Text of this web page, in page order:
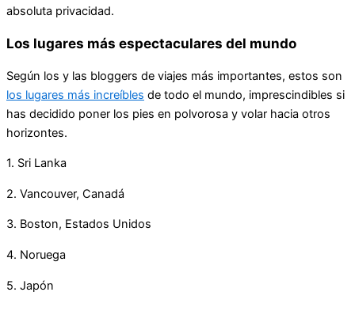
absoluta privacidad.
Los lugares más espectaculares del mundo
Según los y las bloggers de viajes más importantes, estos son
los lugares más increíbles de todo el mundo, imprescindibles si
has decidido poner los pies en polvorosa y volar hacia otros
horizontes.
1. Sri Lanka
2. Vancouver, Canadá
3. Boston, Estados Unidos
4. Noruega
5. Japón